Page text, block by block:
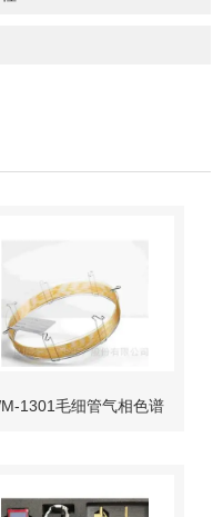
1301毛细管气相色谱